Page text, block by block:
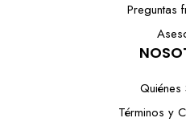
Preguntas
Quiénes
Términos y